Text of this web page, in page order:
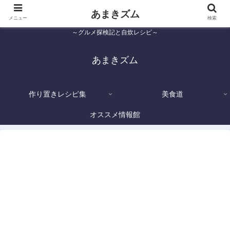
～グルメ探検記と自炊レシピ～
あまきズム
作り置きレシピ集 美食道
オススメ情報館
メニュー あまきズム 検索